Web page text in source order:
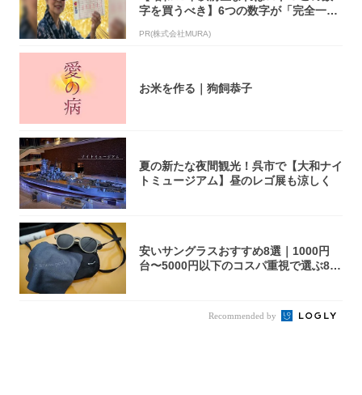
字を買うべき】6つの数字が「完全一
PR(株式会社MURA)
お米を作る｜狗飼恭子
夏の新たな夜間観光！呉市で【大和ナイ
トミュージアム】昼のレゴ展も涼しく
安いサングラスおすすめ8選｜1000円
台〜5000円以下のコスパ重視で選ぶ8本
Recommended by